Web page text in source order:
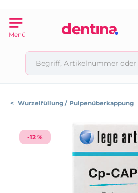
Menü
< Wurzelfüllung / Pulpenüberkappung
-12 %